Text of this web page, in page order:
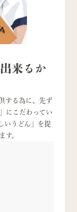
来るか
する為に、先ず
にこだわってい
いうどん」を提
す。